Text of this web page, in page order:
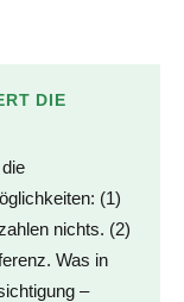
DIE
(1)
nichts. (2)
Was in
–